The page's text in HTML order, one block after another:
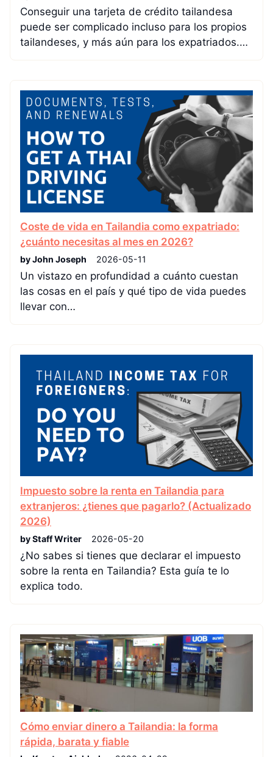
Conseguir una tarjeta de crédito tailandesa
puede ser complicado incluso para los propios
tailandeses, y más aún para los expatriados.…
Coste de vida en Tailandia como expatriado:
¿cuánto necesitas al mes en 2026?
2026-05-11
by John Joseph
Un vistazo en profundidad a cuánto cuestan
las cosas en el país y qué tipo de vida puedes
llevar con…
Impuesto sobre la renta en Tailandia para
extranjeros: ¿tienes que pagarlo? (Actualizado
2026)
2026-05-20
by Staff Writer
¿No sabes si tienes que declarar el impuesto
sobre la renta en Tailandia? Esta guía te lo
explica todo.
Cómo enviar dinero a Tailandia: la forma
rápida, barata y fiable